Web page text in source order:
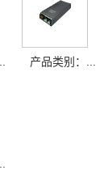
产品类别：...